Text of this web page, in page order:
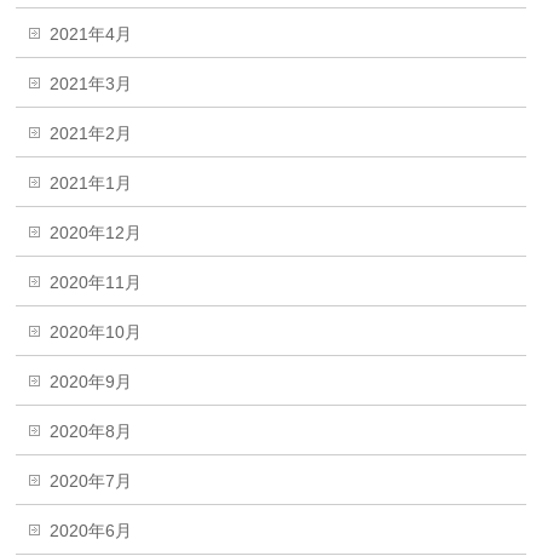
2021年4月
2021年3月
2021年2月
2021年1月
2020年12月
2020年11月
2020年10月
2020年9月
2020年8月
2020年7月
2020年6月